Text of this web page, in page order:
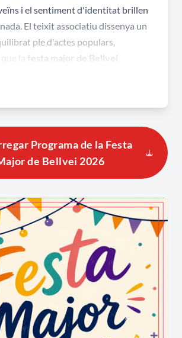
i el sentiment d'identitat brillen
El teixit associatiu dissenya un
ple d'actes populars,
la festa major de Bellvei
del certamen.
de la vila?
tradicional de trenat de palla
llueixen amb orgull sota el sol
aposta per la divulgació de la
és un pilar fonamental per
territori. Els dies de gresca no
balls de carrer, sinó també el
de tota la ciutadania de forma
Programa de la Festa
de Bellvei 2026